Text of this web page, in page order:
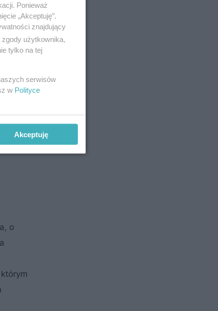
jej
normami,
o
Ponieważ
„Akceptuję”.
znajdujący
użytkownika,
tylko na tej
serwisów
w Polityce
Akceptuję